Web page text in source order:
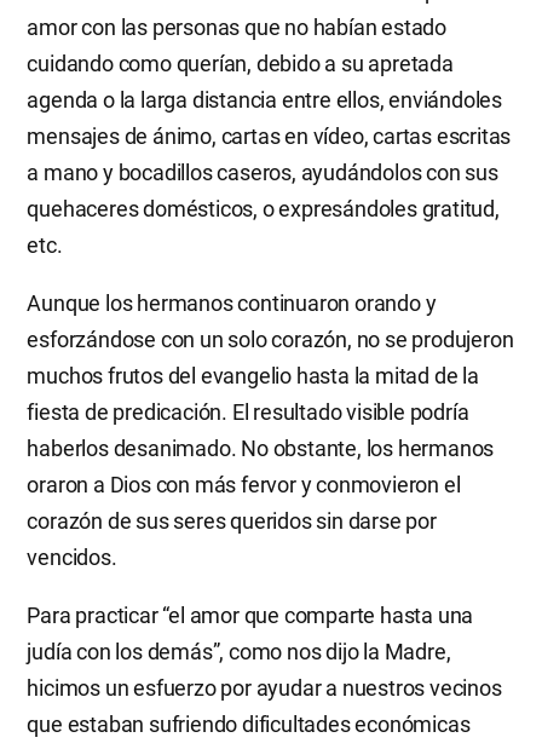
amor con las personas que no habían estado
cuidando como querían, debido a su apretada
agenda o la larga distancia entre ellos, enviándoles
mensajes de ánimo, cartas en vídeo, cartas escritas
a mano y bocadillos caseros, ayudándolos con sus
quehaceres domésticos, o expresándoles gratitud,
etc.
Aunque los hermanos continuaron orando y
esforzándose con un solo corazón, no se produjeron
muchos frutos del evangelio hasta la mitad de la
fiesta de predicación. El resultado visible podría
haberlos desanimado. No obstante, los hermanos
oraron a Dios con más fervor y conmovieron el
corazón de sus seres queridos sin darse por
vencidos.
Para practicar “el amor que comparte hasta una
judía con los demás”, como nos dijo la Madre,
hicimos un esfuerzo por ayudar a nuestros vecinos
que estaban sufriendo dificultades económicas